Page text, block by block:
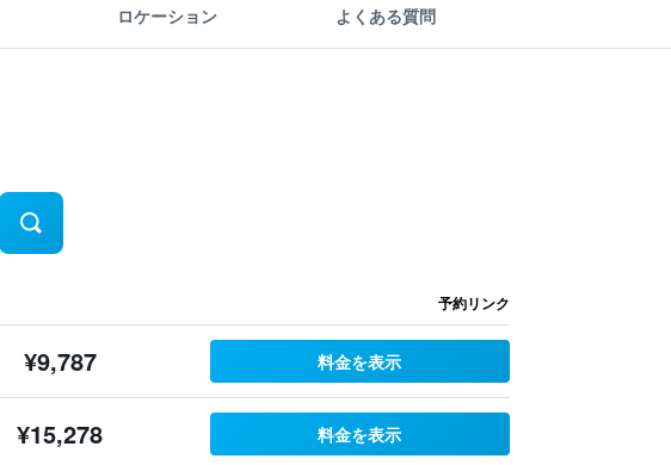
ロケーション よくある質問
予約リンク
¥9,787 料金を表示
¥15,278 料金を表示